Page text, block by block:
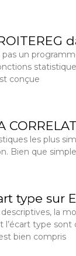
pas un
conçue
les plus
Bien que
type sur
descriptives, la
l’écart type
bien compris